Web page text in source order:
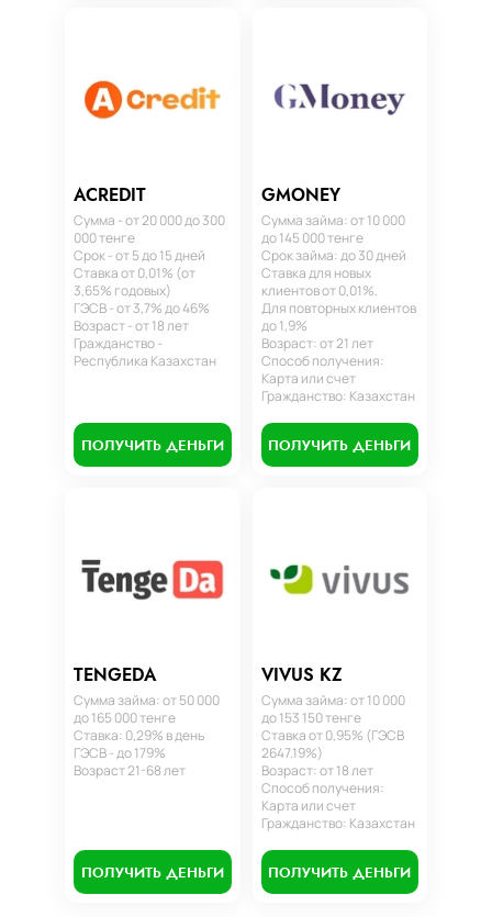
ACREDIT
Сумма - от 20 000 до 300
000 тенге
Срок - от 5 до 15 дней
Ставка от 0,01% (от
3,65% годовых)
ГЭСВ - от 3,7% до 46%
Возраст - от 18 лет
Гражданство -
Республика Казахстан
ПОЛУЧИТЬ ДЕНЬГИ
GMONEY
Сумма займа: от 10 000
до 145 000 тенге
Срок займа: до 30 дней
Ставка для новых
клиентов от 0,01%.
Для повторных клиентов
до 1,9%
Возраст: от 21 лет
Способ получения:
Карта или счет
Гражданство: Казахстан
ПОЛУЧИТЬ ДЕНЬГИ
TENGEDA
Сумма займа: от 50 000
до 165 000 тенге
Ставка: 0,29% в день
ГЭСВ - до 179%
Возраст 21-68 лет
ПОЛУЧИТЬ ДЕНЬГИ
VIVUS KZ
Сумма займа: от 10 000
до 153 150 тенге
Ставка от 0,95% (ГЭСВ
2647.19%)
Возраст: от 18 лет
Способ получения:
Карта или счет
Гражданство: Казахстан
ПОЛУЧИТЬ ДЕНЬГИ